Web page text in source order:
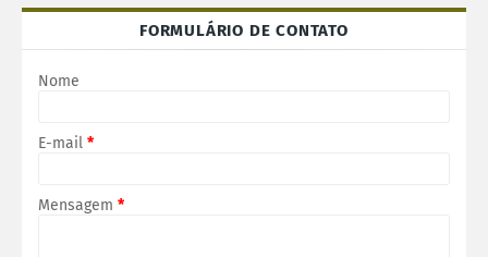
FORMULÁRIO DE CONTATO
Nome
E-mail *
Mensagem *